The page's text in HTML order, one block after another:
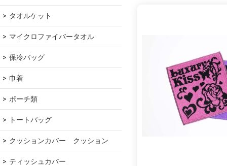
タオルケット
マイクロファイバータオル
保冷バッグ
巾着
ポーチ類
トートバッグ
クッションカバー　クッション
ティッシュカバー